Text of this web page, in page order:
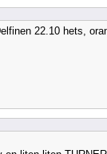
22.10 hets,